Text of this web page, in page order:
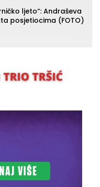
ljeto“: Andraševa
posjetiocima (FOTO)